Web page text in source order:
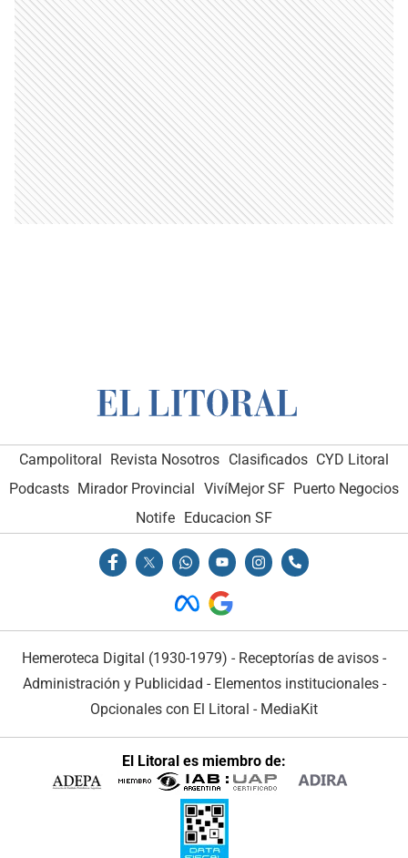
Campolitoral Revista Nosotros Clasificados CYD Litoral
Podcasts Mirador Provincial VivíMejor SF Puerto Negocios
Notife
Educacion SF
Hemeroteca Digital (1930-1979) - Receptorías de avisos -
Administración y Publicidad - Elementos institucionales-
Opcionales con El Litoral - MediaKit
El Litoral es miembro de: